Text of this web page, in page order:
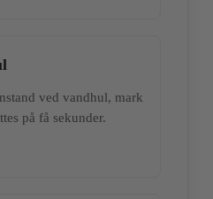
ved vandhul, mark
på få sekunder.